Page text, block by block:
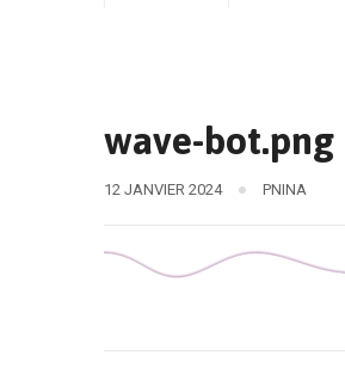
wave-bot.png
12 JANVIER 2024 PNINA